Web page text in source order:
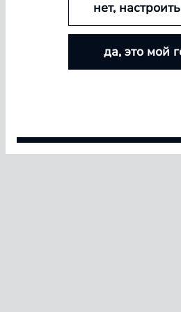
БОЛЬШЕ ЛИНЗ —
Покупайте контактные линзы
размер скидки — от
нет,
да, это мой